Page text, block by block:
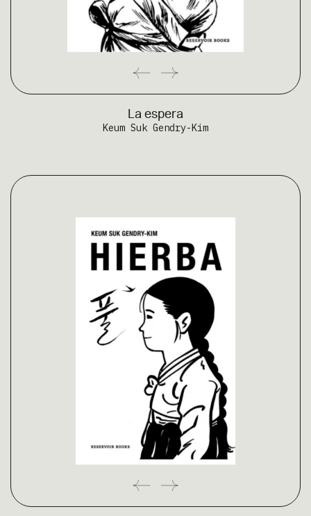
La espera
Keum Suk Gendry-Kim